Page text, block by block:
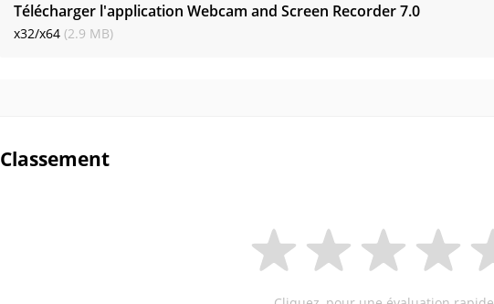
Télécharger l'application Webcam and Screen Recorder7.0
x32/x64 (2.9 MB)
Classement